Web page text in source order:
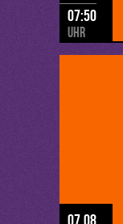
07:50
Uhr
07.08.